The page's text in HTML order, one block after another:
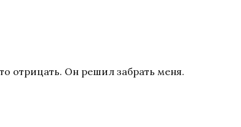
отрицать. Он решил забрать меня.